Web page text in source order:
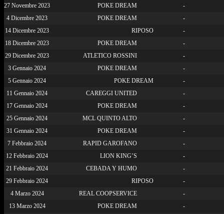
27 Novembre 2023
POKE DREAM
-
4 Dicembre 2023
POKE DREAM
-
14 Dicembre 2023
RIPOSO
-
18 Dicembre 2023
POKE DREAM
-
29 Dicembre 2023
ATLETICO ROSSINI
-
3 Gennaio 2024
POKE DREAM
-
5 Gennaio 2024
POKE DREAM
-
11 Gennaio 2024
CAREGGI UNITED
-
17 Gennaio 2024
POKE DREAM
-
25 Gennaio 2024
MCL QUINTO ALTO
-
31 Gennaio 2024
POKE DREAM
-
7 Febbraio 2024
RAPID GAROFANO
-
12 Febbraio 2024
LION KING’S
-
21 Febbraio 2024
CEBADA Y HUMO
-
29 Febbraio 2024
RIPOSO
-
4 Marzo 2024
REAL COOPSERVICE
-
13 Marzo 2024
POKE DREAM
-